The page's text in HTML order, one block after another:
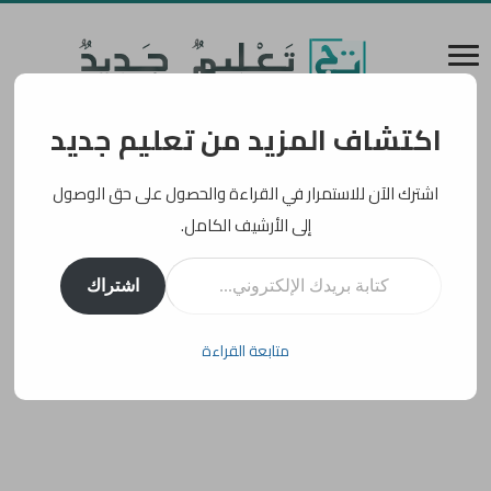
اكتشاف المزيد من تعليم جديد
اشترك الآن للاستمرار في القراءة والحصول على حق الوصول
إلى الأرشيف الكامل.
كتابة بريدك الإلكتروني...
اشتراك
متابعة القراءة